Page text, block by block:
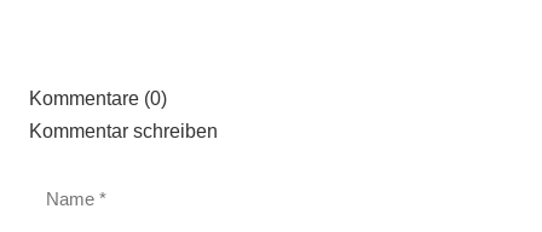
Kommentare (0)
Kommentar schreiben